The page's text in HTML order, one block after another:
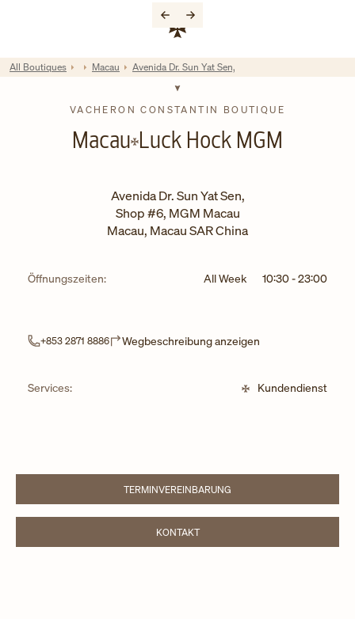
Link zur Unternehmenswebsite
Return to Nav
VACHERON CONSTANTIN BOUTIQUE
Macau Luck Hock MGM
Avenida Dr. Sun Yat Sen,
Shop #6, MGM Macau
Macau, Macau SAR China
Öffnungszeiten: All Week 10:30-23:00
+853 2871 8886 Wegbeschreibung anzeigen
Services: Kundendienst
TERMINVEREINBARUNGLINK OPENS IN NEW TAB
KONTAKTLINK OPENS IN NEW TAB
All Boutiques Macau Avenida Dr. Sun Yat Sen,